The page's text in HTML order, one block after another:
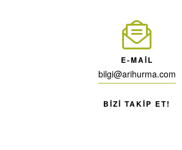
E-MAIL
bilgi@arihurma.com
BIZI TAKIP ET!